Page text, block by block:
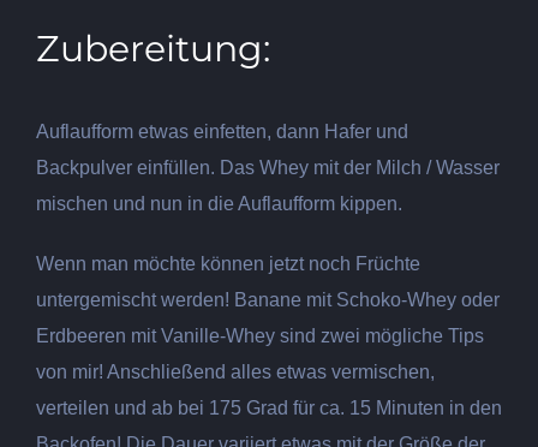
Zubereitung:
Auflaufform etwas einfetten, dann Hafer und
Backpulver einfüllen. Das Whey mit der Milch / Wasser
mischen und nun in die Auflaufform kippen.
Wenn man möchte können jetzt noch Früchte
untergemischt werden! Banane mit Schoko-Whey oder
Erdbeeren mit Vanille-Whey sind zwei mögliche Tips
von mir! Anschließend alles etwas vermischen,
verteilen und ab bei 175 Grad für ca. 15 Minuten in den